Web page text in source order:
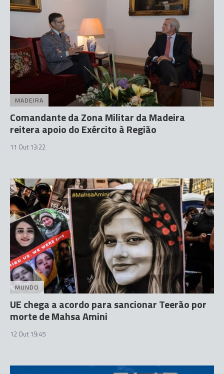
MADEIRA
Comandante da Zona Militar da Madeira
reitera apoio do Exército à Região
11 Out 13:22
MUNDO
UE chega a acordo para sancionar Teerão por
morte de Mahsa Amini
12 Out 19:45